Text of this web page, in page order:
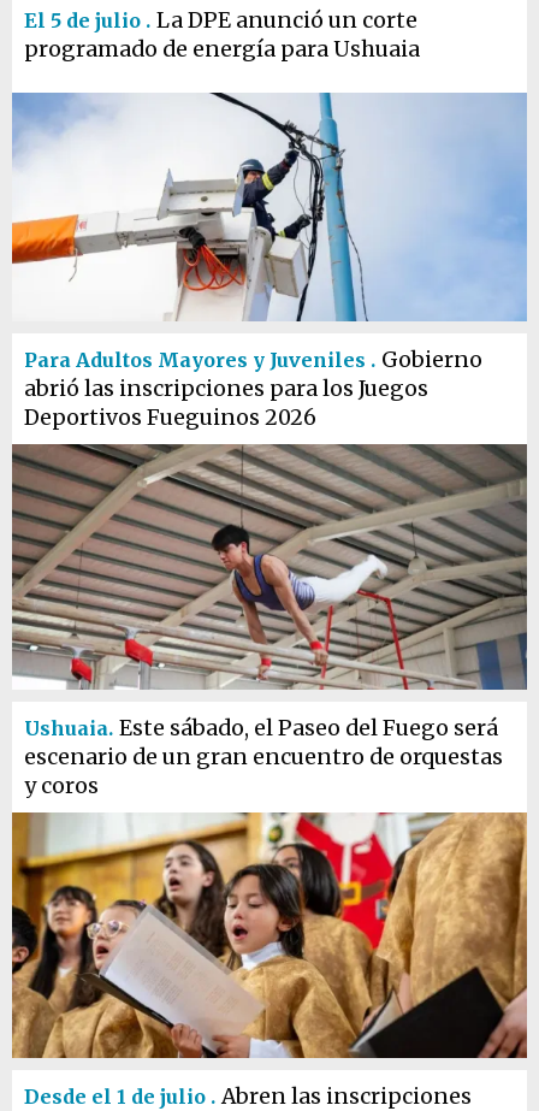
El 5 de julio . La DPE anunció un corte
programado de energía para Ushuaia
Para Adultos Mayores y Juveniles . Gobierno
abrió las inscripciones para los Juegos
Deportivos Fueguinos 2026
Ushuaia. Este sábado, el Paseo del Fuego será
escenario de un gran encuentro de orquestas
y coros
Desde el 1 de julio . Abren las inscripciones